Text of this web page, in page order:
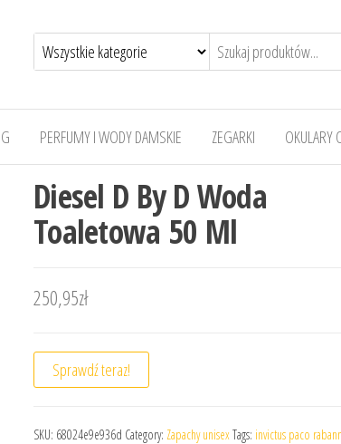
PERFUMY I WODY DAMSKIE ZEGARKI OKULARY
Diesel D By D Woda
Toaletowa 50 Ml
250,95zł
Sprawdź teraz!
SKU: 68024e9e936d Category: Zapachy unisexTags: invictus paco